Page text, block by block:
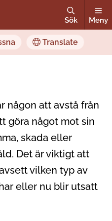
Sök Meny
Translate
någon att avstå från
göra något mot sin
skada eller
Det är viktigt att
vilken typ av
eller nu blir utsatt